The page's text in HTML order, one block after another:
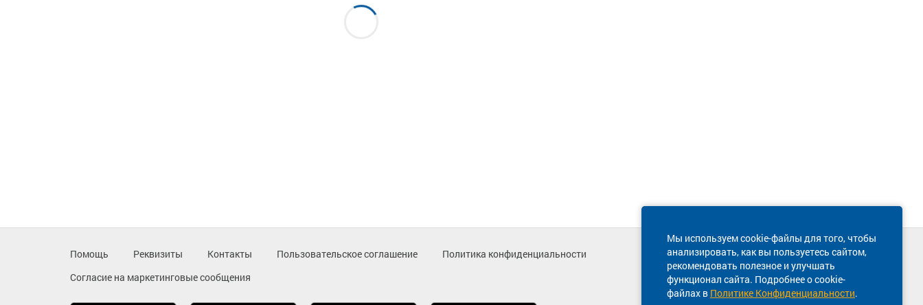
Мы используем cookie-файлы для того, чтобы
анализировать, как вы пользуетесь сайтом,
рекомендовать полезное и улучшать
функционал сайта. Подробнее о cookie-
файлах в Политике Конфиденциальности.
Помощь Реквизиты Контакты Пользовательское соглашение
Политика конфиденциальности
Согласие на маркетинговые сообщения
Техническая поддержка сайта
8 800 600-03-38